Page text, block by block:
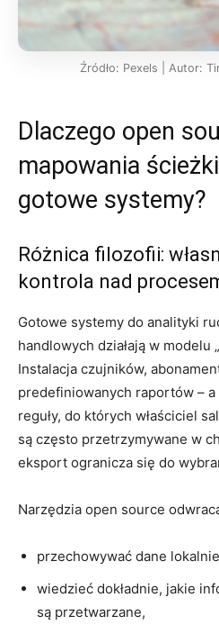
Źródło: Pexels | Autor:
Dlaczego open
mapowania
gotowe systemy?
Różnica filozofii:
kontrola nad
Gotowe systemy do analityki
handlowych działają w modelu
Instalacja czujników,
predefiniowanych raportów –
reguły, do których właściciel
są często przetrzymywane w
eksport ogranicza się do
Narzędzia open source
przechowywać dane
wiedzieć dokładnie, jakie
są przetwarzane,